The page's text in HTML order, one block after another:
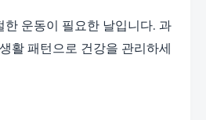
운동이 필요한 날입니다. 과
활 패턴으로 건강을 관리하세